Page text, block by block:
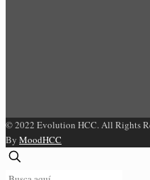
© 2022 Evolution HCC. All Rights
By MoodHCC